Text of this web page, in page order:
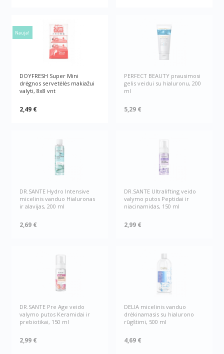
Nauja!
DOYFRESH Super Mini
drėgnos servetėlės makiažui
valyti, 8x8 vnt
2,49 €
PERFECT BEAUTY prausimosi
gelis veidui su hialuronu, 200
ml
5,29 €
DR.SANTE Hydro Intensive
micelinis vanduo Hialuronas
ir alavijas, 200 ml
2,69 €
DR.SANTE Ultralifting veido
valymo putos Peptidai ir
niacinamidas, 150 ml
2,99 €
DR.SANTE Pre Age veido
valymo putos Keramidai ir
prebiotikai, 150 ml
2,99 €
DELIA micelinis vanduo
drėkinamasis su hialurono
rūgštimi, 500 ml
4,69 €